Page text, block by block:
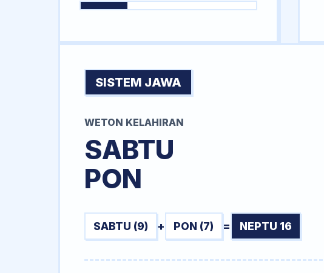
SISTEM JAWA
WETON KELAHIRAN
SABTU
PON
SABTU (9) + PON (7) = NEPTU 16